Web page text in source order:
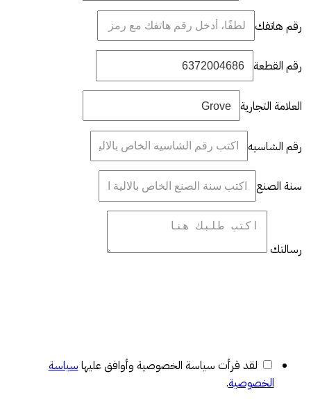
رقم هاتفك
رقم القطعة
العلامة التجارية
رقم الشاسيه
سنة الصنع
رسالتك
لقد قرأت سياسة الخصوصية وأوافق عليها سياسة
الخصوصية.